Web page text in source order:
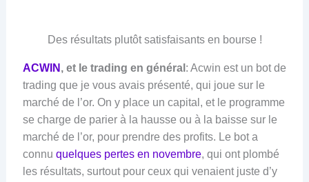
Des résultats plutôt satisfaisants en bourse !
ACWIN , et le trading en général : Acwin est un bot de
trading que je vous avais présenté, qui joue sur le
marché de l’or. On y place un capital, et le programme
se charge de parier à la hausse ou à la baisse sur le
marché de l’or, pour prendre des profits. Le bot a
connu quelques pertes en novembre, qui ont plombé
les résultats, surtout pour ceux qui venaient juste d’y